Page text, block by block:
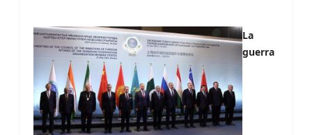
La
guerra